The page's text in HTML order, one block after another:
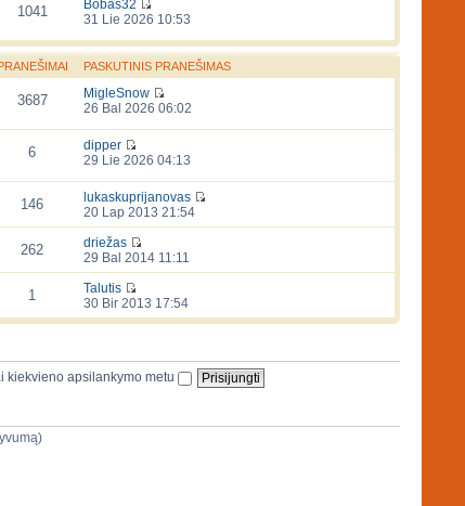
1041
Bobas32
31 Lie 2026 10:53
PASKUTINIS PRANEŠIMAS
3687
MigleSnow
26 Bal 2026 06:02
6
dipper
29 Lie 2026 04:13
146
lukaskuprijanovas
20 Lap 2013 21:54
262
driežas
29 Bal 2014 11:11
1
Talutis
30 Bir 2013 17:54
kiekvieno apsilankymo metu